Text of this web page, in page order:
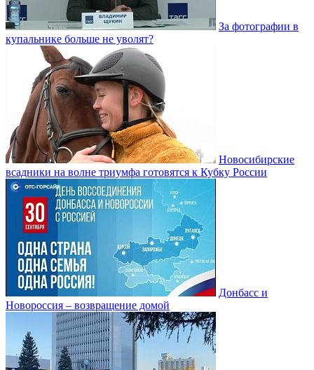
За фотографии в
купальнике больше не уволят?
Новосибирские
всадники на волне триумфа готовятся к Кубку России
Донбасс и
Новороссия – возвращение домой